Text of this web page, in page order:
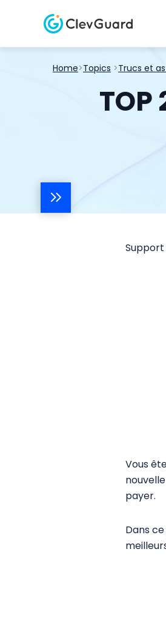
Home>Topics >Trucs et
Vous
payer.
Dans